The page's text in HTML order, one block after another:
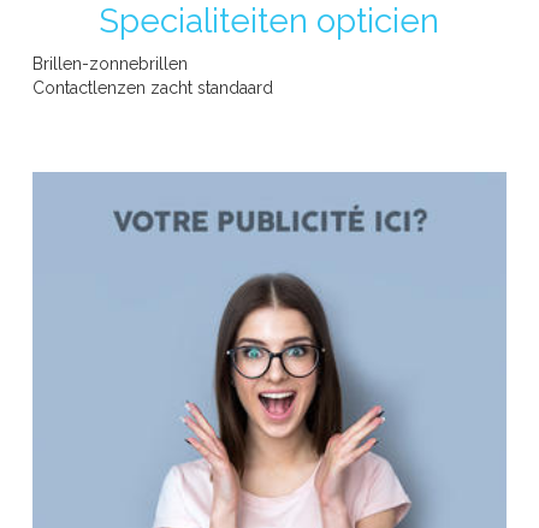
Specialiteiten opticien
Brillen-zonnebrillen
Contactlenzen zacht standaard